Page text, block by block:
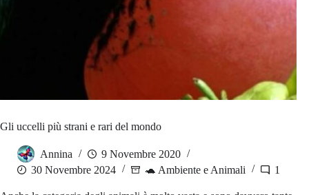
Gli uccelli più strani e rari del mondo
Annina
9 Novembre 2020
30 Novembre 2024
🐢 Ambiente e Animali 1